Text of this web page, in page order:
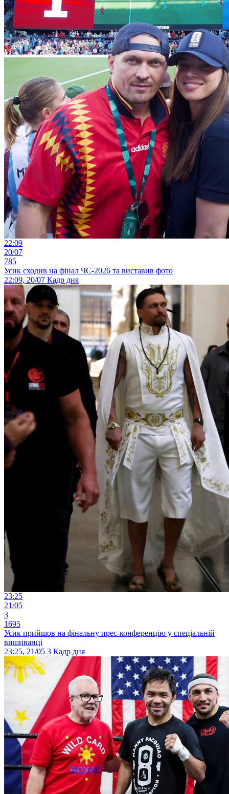
22:09
20/07
785
Усик сходив на фінал ЧС-2026 та виставив фото
22:09, 20/07 Кадр дня
23:25
21/05
3
1695
Усик прийшов на фінальну прес-конференцію у спеціальній
вишиванці
23:25, 21/05 3 Кадр дня